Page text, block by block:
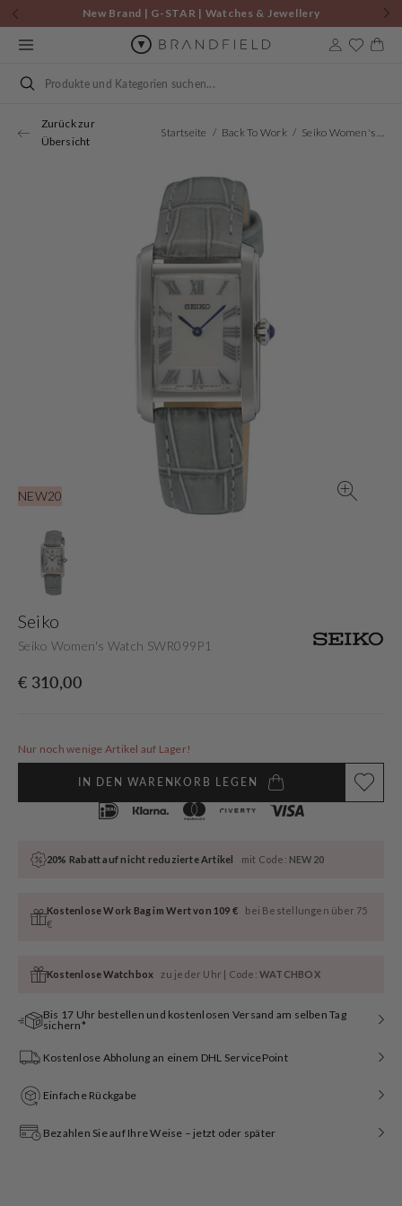
Zum
Inhalt
springen
New Brand | G-STAR | Watches & Jewellery
Suchen
Zurück zur
Übersicht
Startseite Back To Work Seiko Women's Watch SWR099P1
NEW20
Öffnen
Medien
1
in
der
Galerieansicht
Seiko
Seiko Women's Watch SWR099P1
Normaler
€ 310,00
Nur noch wenige Artikel auf Lager!
IN DEN WARENKORB LEGEN
20% Rabatt auf nicht reduzierte Artikel mit Code: NEW20
Kostenlose Work Bag im Wert von 109 €
bei Bestellungen über 75
€
Kostenlose Watchbox zu jeder Uhr | Code:WATCHBOX
Bis 17 Uhr bestellen und kostenlosen Versand am selben Tag
sichern*
Kostenlose Abholung an einem DHL ServicePoint
Einfache Rückgabe
Bezahlen Sie auf Ihre Weise – jetzt oder später